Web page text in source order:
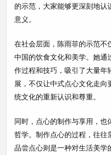
的示范，大家能够更深刻地
意义。
在社会层面，陈雨菲的示范不
中国的饮食文化和美学。她通
作过程和技巧，吸引了大量
展，不仅让中式点心文化走
统文化的重新认识和尊重。
同时，点心的制作与享用，
哲学。制作点心的过程，往
品尝点心则是一种对生活美学